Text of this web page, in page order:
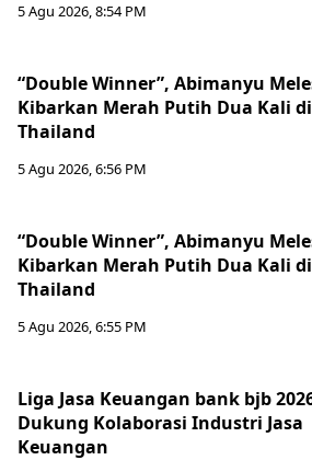
5 Agu 2026, 8:54 PM
“Double Winner”, Abimanyu
Kibarkan Merah Putih Dua Kali di
Thailand
5 Agu 2026, 6:56 PM
“Double Winner”, Abimanyu
Kibarkan Merah Putih Dua Kali di
Thailand
5 Agu 2026, 6:55 PM
Liga Jasa Keuangan bank bjb
Dukung Kolaborasi Industri Jasa
Keuangan